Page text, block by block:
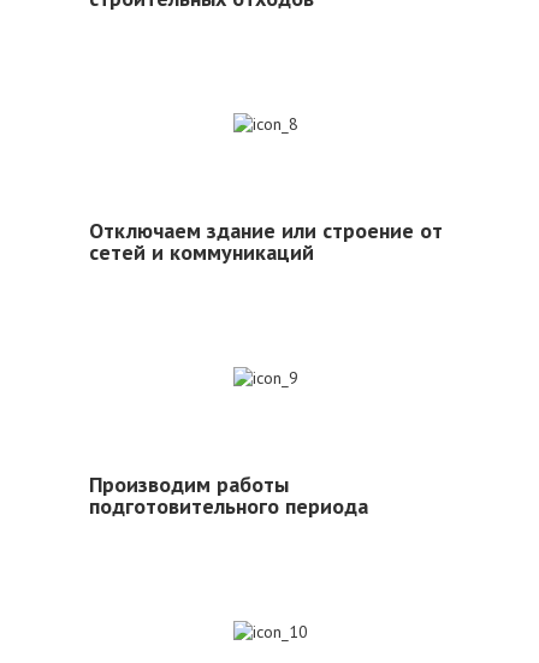
Отключаем здание или строение от
сетей и коммуникаций
Производим работы
подготовительного периода